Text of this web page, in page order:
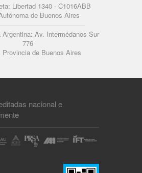
Libertad 1340 - C1016ABB
de Buenos Aires
Av. Intermédanos Sur
776
Provincia de Buenos Aires
nacional e